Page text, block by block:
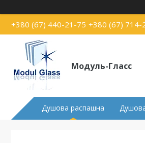
+380 (67) 440-21-75 +380 (67) 714-
Модуль-Гласс
Душова распашна